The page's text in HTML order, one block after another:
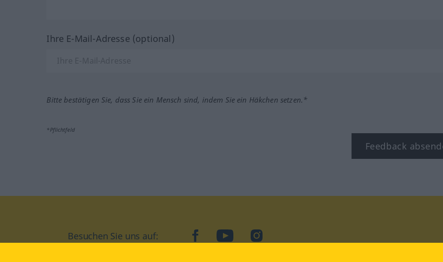
Ihre E-Mail-Adresse (optional)
Bitte bestätigen Sie, dass Sie ein Mensch sind, indem Sie ein Häkchen setzen.*
*Pflichtfeld
Feedback
Besuchen Sie uns auf: facebookYouTubeInstagram